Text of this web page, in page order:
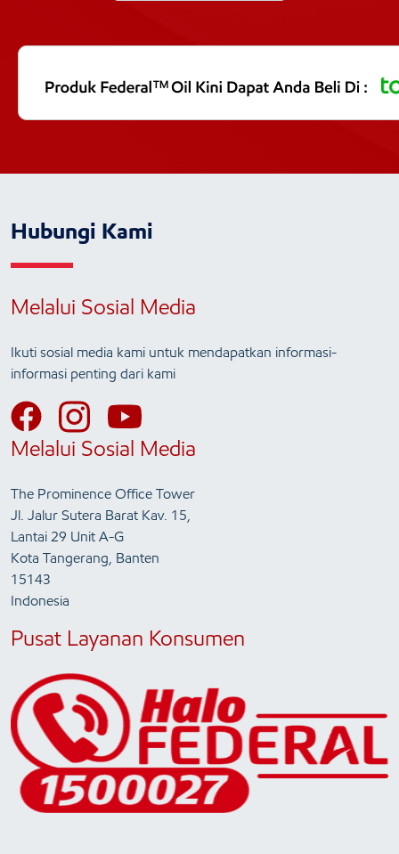
Hubungi Kami
Melalui Sosial Media
Ikuti sosial media kami untuk mendapatkan informasi-
informasi penting dari kami
Melalui Sosial Media
The Prominence Office Tower
Jl. Jalur Sutera Barat Kav. 15,
Lantai 29 Unit A-G
Kota Tangerang, Banten
15143
Indonesia
Pusat Layanan Konsumen